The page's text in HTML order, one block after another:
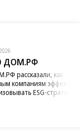
ДОМ.РФ
рассказали, как
компаниям
ESG-стратегию